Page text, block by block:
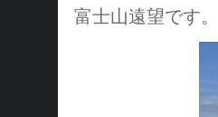
富士山遠望です。